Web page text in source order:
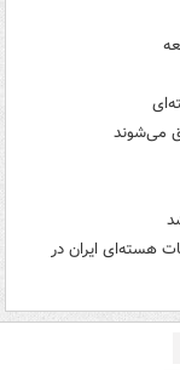
هسته‌‌ای ایران در